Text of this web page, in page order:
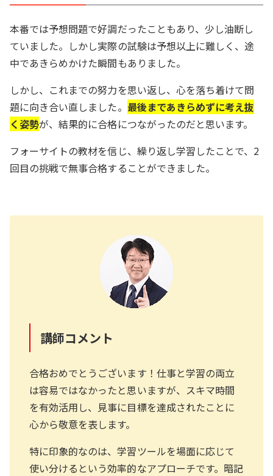
本番では予想問題で好調だったこともあり、少し油断し
ていました。しかし実際の試験は予想以上に難しく、途
中であきらめかけた瞬間もありました。
しかし、これまでの努力を思い返し、心を落ち着けて問
題に向き合い直しました。 最後まであきらめずに考え抜
く姿勢が、結果的に合格につながったのだと思います。
フォーサイトの教材を信じ、繰り返し学習したことで、2
回目の挑戦で無事合格することができました。
講師コメント
合格おめでとうございます！仕事と学習の両立
は容易ではなかったと思いますが、スキマ時間
を有効活用し、見事に目標を達成されたことに
心から敬意を表します。
特に印象的なのは、学習ツールを場面に応じて
使い分けるという効率的なアプローチです。暗記